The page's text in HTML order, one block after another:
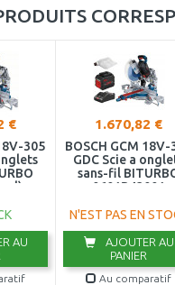
€
305
AU
1.670,82 €
BOSCH GCM 18V-
GDC Scie a
sans-fil
0601B43001
N'EST PAS EN
AJOUTER AU
PANIER
Au comparatif